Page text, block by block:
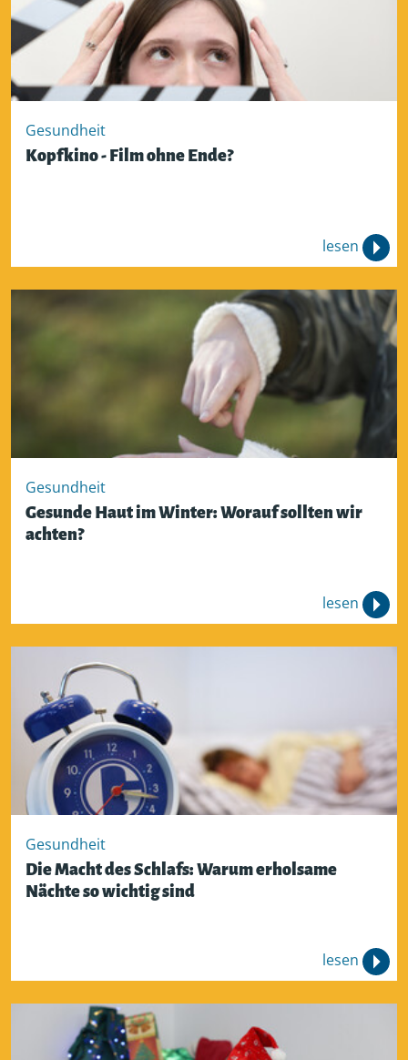
Gesundheit
Kopfkino - Film ohne Ende?
lesen
Gesundheit
Gesunde Haut im Winter: Worauf sollten wir
achten?
lesen
Gesundheit
Die Macht des Schlafs: Warum erholsame
Nächte so wichtig sind
lesen